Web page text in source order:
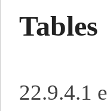
Tables
22.9.4.1